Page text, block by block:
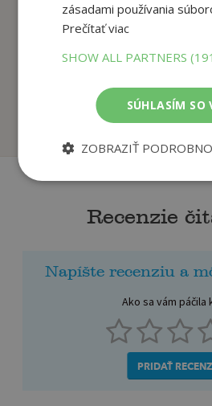
Ako sa kreslí Harry
Gouache Isa
Na
Recenzie
Napíšte recenziu a
Ako sa vám páčila
PRIDAŤ
zásadami používania
Prečítať viac
SHOW ALL PARTNERS
SÚHLASÍM SO
ZOBRAZIŤ